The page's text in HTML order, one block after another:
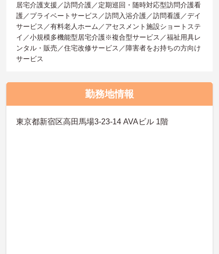
居宅介護支援／訪問介護／定期巡回・随時対応型訪問介護看
護／プライベートサービス／訪問入浴介護／訪問看護／デイ
サービス／有料老人ホーム／アセスメント施設ショートステ
イ／小規模多機能型居宅介護※複合型サービス／福祉用具レ
ンタル・販売／住宅改修サービス／障害者をお持ちの方向け
サービス
勤務地情報
東京都新宿区高田馬場3-23-14 AVAビル 1階